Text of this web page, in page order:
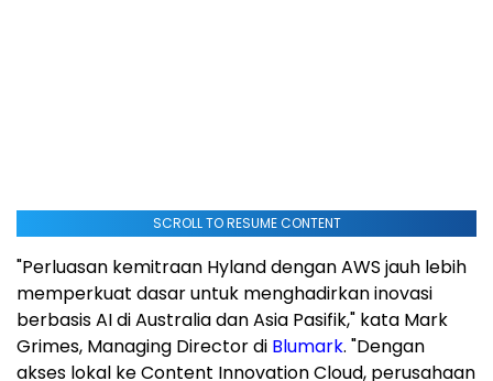
SCROLL TO RESUME CONTENT
"Perluasan kemitraan Hyland dengan AWS jauh lebih
memperkuat dasar untuk menghadirkan inovasi
berbasis AI di Australia dan Asia Pasifik," kata Mark
Grimes, Managing Director di Blumark. "Dengan
akses lokal ke Content Innovation Cloud, perusahaan